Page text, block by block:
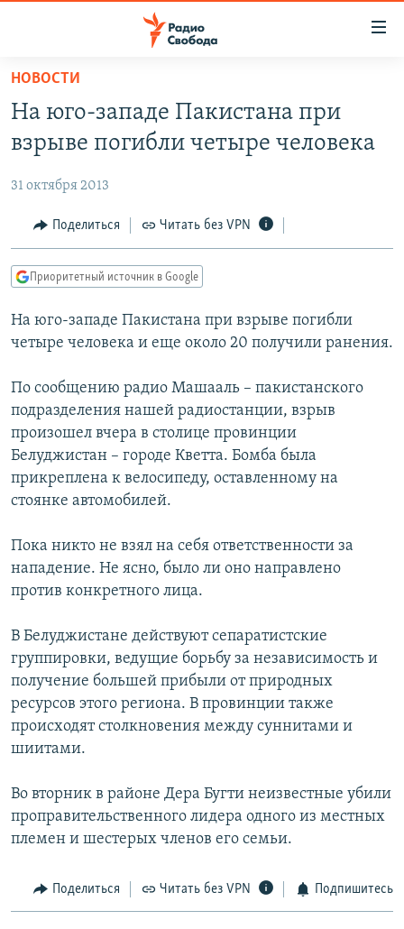
упрощенного
доступа
основному
Вернутся
главной
навигации
Вернутся
АВТОРСКИЕ ПРОЕКТЫ
ЦИТАТЫ СВОБОДЫ
МНЕНИЯ
IDEL.РЕАЛИИ
КАВКАЗ.РЕАЛИИ
СЕВЕР.РЕАЛИИ
СИБИРЬ.РЕАЛИИ
РАСПИСАНИЕ ВЕЩАНИЯ
ПОДПИШИТЕСЬ НА РАССЫЛКУ
СОЦИАЛЬНЫЕ СЕТИ
НОВОСТИ
На юго-западе Пакистана при
взрыве погибли четыре человека
31 октября 2013
Поделиться Читать без VPN
Приоритетный источник в Google
На юго-западе Пакистана при взрыве погибли
четыре человека и еще около 20 получили ранения.
По сообщению радио Машааль – пакистанского
подразделения нашей радиостанции, взрыв
произошел вчера в столице провинции
Белуджистан – городе Кветта. Бомба была
прикреплена к велосипеду, оставленному на
стоянке автомобилей.
Пока никто не взял на себя ответственности за
нападение. Не ясно, было ли оно направлено
против конкретного лица.
В Белуджистане действуют сепаратистские
группировки, ведущие борьбу за независимость и
получение большей прибыли от природных
ресурсов этого региона. В провинции также
происходят столкновения между суннитами и
шиитами.
Во вторник в районе Дера Бугти неизвестные убили
проправительственного лидера одного из местных
племен и шестерых членов его семьи.
Поделиться Читать без VPN Подпишитесь